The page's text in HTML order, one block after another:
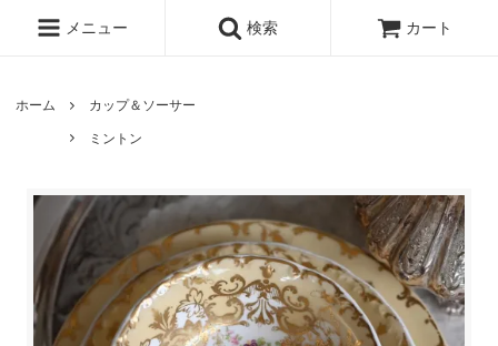
メニュー 検索 カート
ホーム
カップ＆ソーサー
ミントン